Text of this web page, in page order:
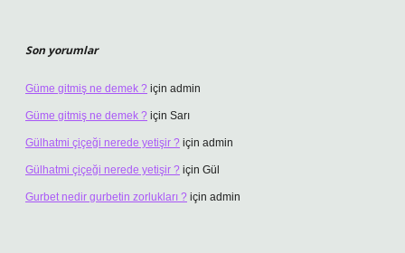
Son yorumlar
Güme gitmiş ne demek ? için admin
Güme gitmiş ne demek ? için Sarı
Gülhatmi çiçeği nerede yetişir ? için admin
Gülhatmi çiçeği nerede yetişir ? için Gül
Gurbet nedir gurbetin zorlukları ? için admin